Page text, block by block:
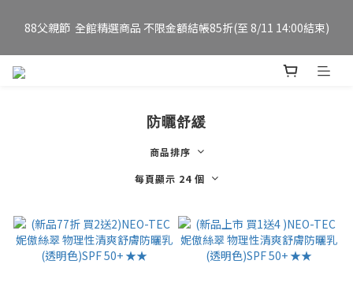
饋
饋
防曬舒緩
商品排序
每頁顯示 24 個